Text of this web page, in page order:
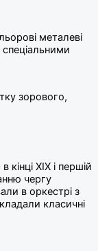
металеві
зорового,
XIX і першій
чергу
в оркестрі з
класичні